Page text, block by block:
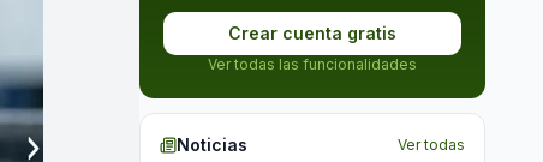
Crear cuenta gratis
Ver todas las funcionalidades
Noticias Ver todas